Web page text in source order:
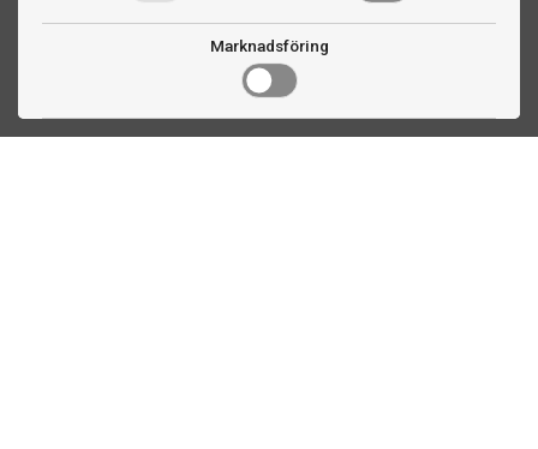
Marknadsföring